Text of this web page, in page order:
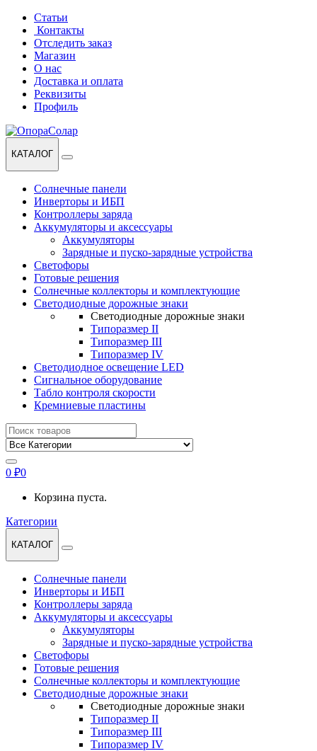
Перейти
навигации
Перейти
содержанию
Статьи
Контакты
Отследить заказ
Магазин
О нас
Доставка и оплата
Реквизиты
Профиль
КАТАЛОГ
Солнечные панели
Инверторы и ИБП
Контроллеры заряда
Аккумуляторы и аксессуары
Аккумуляторы
Зарядные и пуско-зарядные устройства
Светофоры
Готовые решения
Солнечные коллекторы и комплектующие
Светодиодные дорожные знаки
Светодиодные дорожные знаки
Типоразмер II
Типоразмер III
Типоразмер IV
Светодиодное освещение LED
Сигнальное оборудование
Табло контроля скорости
Кремниевые пластины
Найти:
0 ₽0
Корзина пуста.
Категории
КАТАЛОГ
Солнечные панели
Инверторы и ИБП
Контроллеры заряда
Аккумуляторы и аксессуары
Аккумуляторы
Зарядные и пуско-зарядные устройства
Светофоры
Готовые решения
Солнечные коллекторы и комплектующие
Светодиодные дорожные знаки
Светодиодные дорожные знаки
Типоразмер II
Типоразмер III
Типоразмер IV